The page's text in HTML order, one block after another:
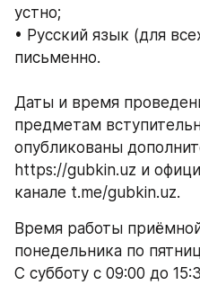
устно;
• Русский язык (для
письменно.
Даты и время
предметам
опубликованы
https://gubkin.uz и
канале t.me/gubkin.uz.
Время работы
понедельника по
С субботу с 09:00 до